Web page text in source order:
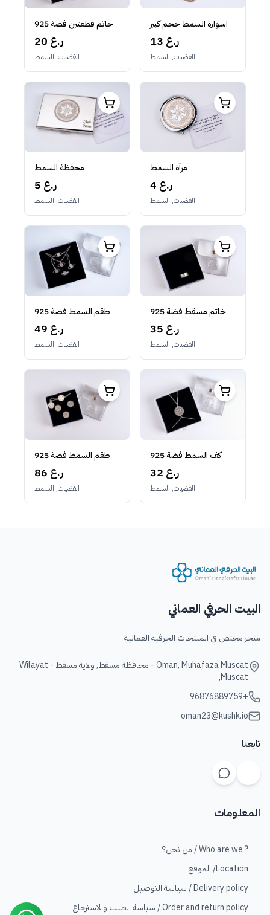
خاتم قطعتين فضة 925
20 ر.ع
الفضيات, السمط
اسوارة السمط حجم كبير
13 ر.ع
الفضيات, السمط
محفظة السمط
5 ر.ع
الفضيات, السمط
مرآة السمط
4 ر.ع
الفضيات, السمط
طقم السمط فضة 925
49 ر.ع
الفضيات, السمط
خاتم مسقط فضة 925
35 ر.ع
الفضيات, السمط
طقم السمط فضة 925
86 ر.ع
الفضيات, السمط
كف السمط فضة 925
32 ر.ع
الفضيات, السمط
البيت الحرفي العماني
متجر مختص في المنتجات الحرفيه العمانية
Oman, Muhafaza Muscat - محافظة مسقط, ولاية مسقط - Wilayat
Muscat,
+96876889759
oman23@kushk.io
تابعنا
المعلومات
? Who are we / من نحن؟
Location/ الموقع
Delivery policy / سياسة التوصيل
Order and return policy / سياسة الطلب والاسترجاع